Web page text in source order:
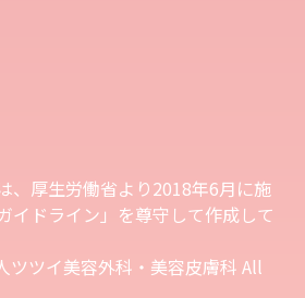
、厚生労働省より2018年6月に施
イドライン」を尊守して作成して
ツイ美容外科・美容皮膚科 All